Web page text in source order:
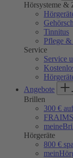
Hörsysteme &
Tinnitus
Pflege
Service
Service
Angebote
Brillen
300 €
FRAIMS
Hörgeräte
800 €